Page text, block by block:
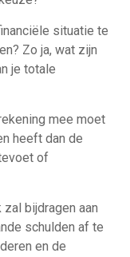
situatie te
Zo ja, wat zijn
je totale
mee moet
heeft dan de
of
bijdragen aan
schulden af te
en de